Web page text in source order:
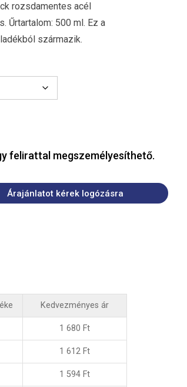
rozsdamentes acél
Űrtartalom: 500 ml. Ez a
származik.
felirattal megszemélyesíthető.
Árajánlatot kérek logózásra
Kedvezményes ár
1 680 Ft
1 612 Ft
1 594 Ft